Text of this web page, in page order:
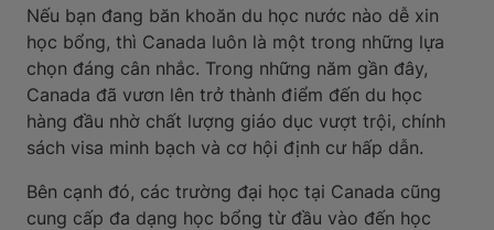
Nếu bạn đang băn khoăn du học nước nào dễ xin
học bổng, thì Canada luôn là một trong những lựa
chọn đáng cân nhắc. Trong những năm gần đây,
Canada đã vươn lên trở thành điểm đến du học
hàng đầu nhờ chất lượng giáo dục vượt trội, chính
sách visa minh bạch và cơ hội định cư hấp dẫn.
Bên cạnh đó, các trường đại học tại Canada cũng
cung cấp đa dạng học bổng từ đầu vào đến học